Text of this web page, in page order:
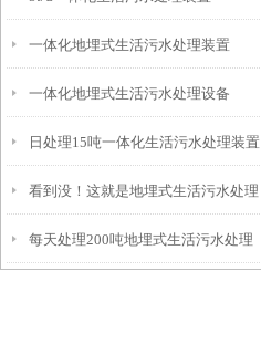
一体化地埋式生活污水处理装置
一体化地埋式生活污水处理设备
日处理15吨一体化生活污水处理装置
看到没！这就是地埋式生活污水处理
设备的五大性能！
每天处理200吨地埋式生活污水处理